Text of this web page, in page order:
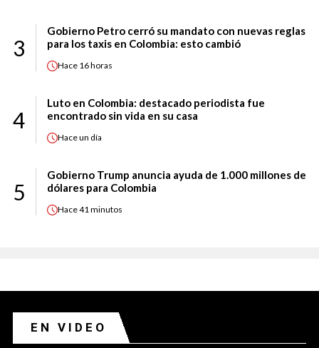
3
Gobierno Petro cerró su mandato con nuevas reglas
para los taxis en Colombia: esto cambió
Hace 16 horas
4
Luto en Colombia: destacado periodista fue
encontrado sin vida en su casa
Haceun día
5
Gobierno Trump anuncia ayuda de 1.000 millones de
dólares para Colombia
Hace41 minutos
EN VIDEO